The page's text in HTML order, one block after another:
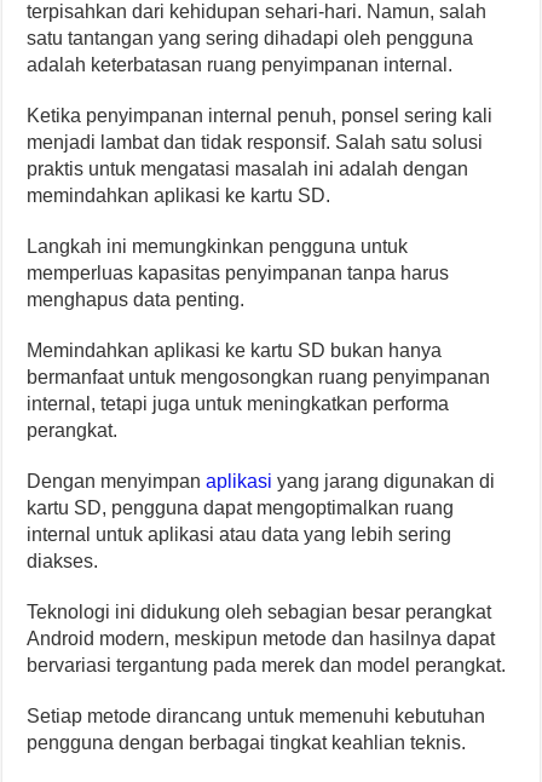
terpisahkan dari kehidupan sehari-hari. Namun, salah
satu tantangan yang sering dihadapi oleh pengguna
adalah keterbatasan ruang penyimpanan internal.
Ketika penyimpanan internal penuh, ponsel sering kali
menjadi lambat dan tidak responsif. Salah satu solusi
praktis untuk mengatasi masalah ini adalah dengan
memindahkan aplikasi ke kartu SD.
Langkah ini memungkinkan pengguna untuk
memperluas kapasitas penyimpanan tanpa harus
menghapus data penting.
Memindahkan aplikasi ke kartu SD bukan hanya
bermanfaat untuk mengosongkan ruang penyimpanan
internal, tetapi juga untuk meningkatkan performa
perangkat.
Dengan menyimpanaplikasi yang jarang digunakan di
kartu SD, pengguna dapat mengoptimalkan ruang
internal untuk aplikasi atau data yang lebih sering
diakses.
Teknologi ini didukung oleh sebagian besar perangkat
Android modern, meskipun metode dan hasilnya dapat
bervariasi tergantung pada merek dan model perangkat.
Setiap metode dirancang untuk memenuhi kebutuhan
pengguna dengan berbagai tingkat keahlian teknis.